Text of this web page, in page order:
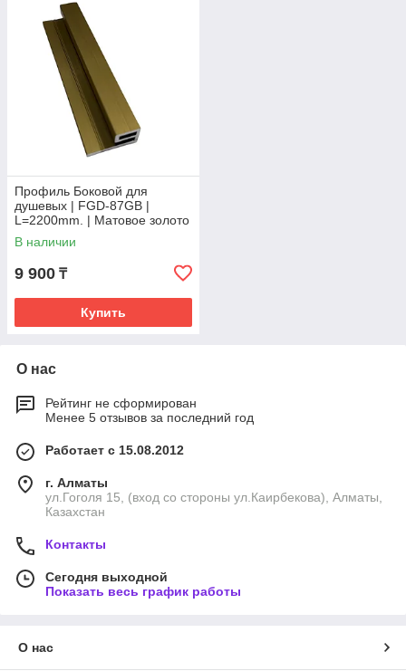
Профиль Боковой для
душевых | FGD-87GB |
L=2200mm. | Матовое золото
В наличии
9 900 ₸
Купить
О нас
Рейтинг не сформирован
Менее 5 отзывов за последний год
Работает с 15.08.2012
г. Алматы
ул.Гоголя 15, (вход со стороны ул.Каирбекова), Алматы,
Казахстан
Контакты
Сегодня выходной
Показать весь график работы
О нас